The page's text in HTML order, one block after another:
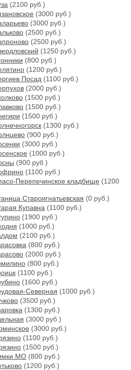
(2100 руб.)
(3000 руб.)
(3000 руб.)
(2500 руб.)
(2500 руб.)
(1250 руб.)
(800 руб.)
(1200 руб.)
Посад (1100 руб.)
(2000 руб.)
(1500 руб.)
(1500 руб.)
(1500 руб.)
(1300 руб.)
(900 руб.)
(3000 руб.)
(1000 руб.)
(900 руб.)
(1100 руб.)
Перепечинское кладбище (1200
Староигнатьевская (0 руб.)
Купавна (1100 руб.)
(1900 руб.)
(1000 руб.)
(2100 руб.)
(800 руб.)
(2000 руб.)
(800 руб.)
(1100 руб.)
(1600 руб.)
Северная (1000 руб.)
(3500 руб.)
(1300 руб.)
(3000 руб.)
(3000 руб.)
(1100 руб.)
(1500 руб.)
МО (800 руб.)
(1200 руб.)